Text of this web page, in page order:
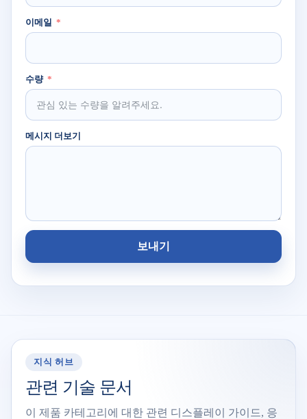
이메일
수량
메시지 더보기
보내기
지식 허브
관련 기술 문서
이 제품 카테고리에 대한 관련 디스플레이 가이드, 응